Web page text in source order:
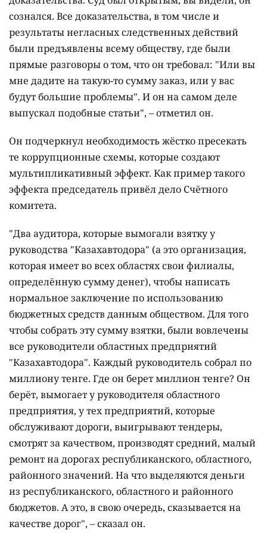
сознался. Все доказательства, в том числе и
результаты негласных следственных действий
были предъявлены всему обществу, где были
прямые разговоры о том, что он требовал: "Или вы
мне дадите на такую-то сумму заказ, или у вас
будут большие проблемы". И он на самом деле
выпускал подобные статьи", – отметил он.
Он подчеркнул необходимость жёстко пресекать
те коррупционные схемы, которые создают
мультипликативный эффект. Как пример такого
эффекта председатель привёл дело Счётного
комитета.
"Два аудитора, которые вымогали взятку у
руководства "Казахавтодора" (а это организация,
которая имеет во всех областях свои филиалы,
определённую сумму денег), чтобы написать
нормальное заключение по использованию
бюджетных средств данным обществом. Для того
чтобы собрать эту сумму взятки, были вовлечены
все руководители областных предприятий
"Казахавтодора". Каждый руководитель собрал по
миллиону тенге. Где он берет миллион тенге? Он
берёт, вымогает у руководителя областного
предприятия, у тех предприятий, которые
обслуживают дороги, выигрывают тендеры,
смотрят за качеством, производят средний, малый
ремонт на дорогах республиканского, областного,
районного значений. На что выделяются деньги
из республиканского, областного и районного
бюджетов. А это, в свою очередь, сказывается на
качестве дорог", – сказал он.